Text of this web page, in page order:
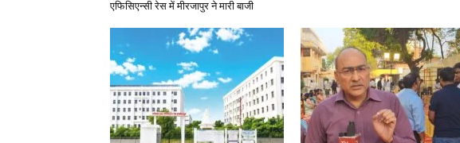
एफिसिएन्सी रेस में मीरजापुर ने मारी बाजी